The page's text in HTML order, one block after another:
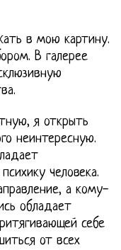
в мою картину.
В галерее
я открыть
неинтересную.
человека.
а кому-
обладает
себе
от всех